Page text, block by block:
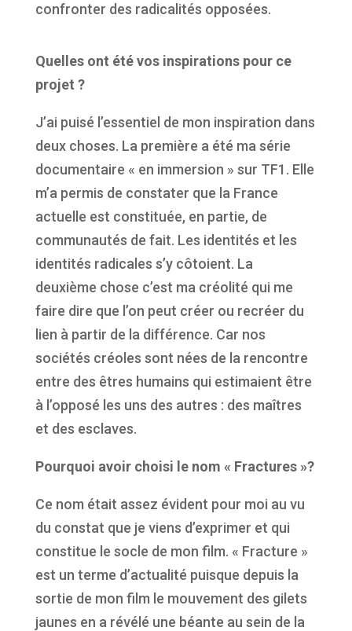
confronter des radicalités opposées.
Quelles ont été vos inspirations pour ce
projet ?
J’ai puisé l’essentiel de mon inspiration dans
deux choses. La première a été ma série
documentaire « en immersion » sur TF1. Elle
m’a permis de constater que la France
actuelle est constituée, en partie, de
communautés de fait. Les identités et les
identités radicales s’y côtoient. La
deuxième chose c’est ma créolité qui me
faire dire que l’on peut créer ou recréer du
lien à partir de la différence. Car nos
sociétés créoles sont nées de la rencontre
entre des êtres humains qui estimaient être
à l’opposé les uns des autres : des maîtres
et des esclaves.
Pourquoi avoir choisi le nom « Fractures »?
Ce nom était assez évident pour moi au vu
du constat que je viens d’exprimer et qui
constitue le socle de mon film. « Fracture »
est un terme d’actualité puisque depuis la
sortie de mon film le mouvement des gilets
jaunes en a révélé une béante au sein de la